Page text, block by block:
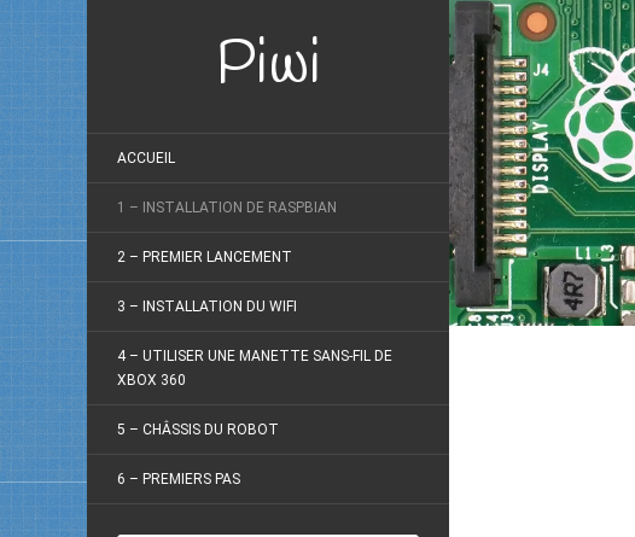
Piwi
ACCUEIL
1 – INSTALLATION DE RASPBIAN
2 – PREMIER LANCEMENT
3 – INSTALLATION DU WIFI
4 – UTILISER UNE MANETTE SANS-FIL DE
XBOX 360
5 – CHÂSSIS DU ROBOT
6 – PREMIERS PAS